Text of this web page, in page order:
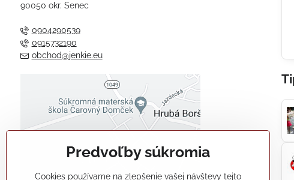
90050 okr. Senec
0904290539
0915732190
obchod@jenkie.eu
Externý obsah je blokovaný
Voľbami súkromia
Prajete si načítať externý obsah?
Povoliť tentokrát
Predvoľby súkromia
Cookies používame na zlepšenie vašej návštevy tejto